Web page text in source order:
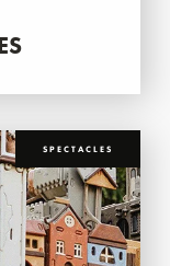
SPECTACLES